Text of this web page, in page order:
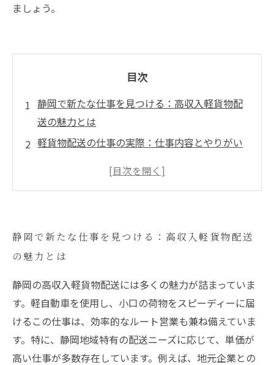
ましょう。
目次
静岡で新たな仕事を見つける：高収入軽貨物配
送の魅力とは
軽貨物配送の仕事の実際：仕事内容とやりがい
即日採用可能な軽貨物配送の魅力：あなたの時
間を有効に使える
テップ
静岡での新たな挑戦：あなたにぴったりの仕事
を見つけよう
静岡で新たな仕事を見つける：高収入軽貨物配送
の魅力とは
静岡の高収入軽貨物配送には多くの魅力が詰まっていま
す。軽自動車を使用し、小口の荷物をスピーディーに届
けるこの仕事は、効率的なルート営業も兼ね備えていま
す。特に、静岡地域特有の配送ニーズに応じて、単価が
高い仕事が多数存在しています。例えば、地元企業との